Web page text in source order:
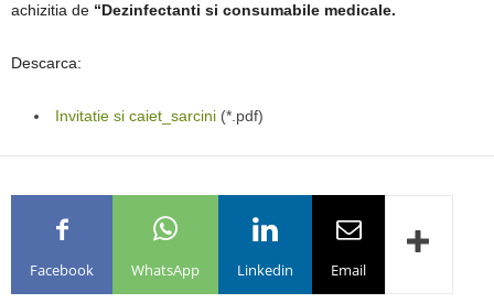
achizitia de “Dezinfectanti si consumabile medicale.
Descarca:
Invitatie si caiet_sarcini (*.pdf)
Facebook WhatsApp Linkedin Email